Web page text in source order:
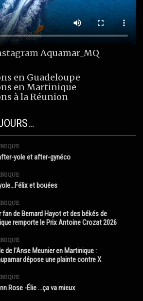
Aquamar_MQ
en Guadeloupe
en Martinique
à la Réunion
yole et after-gynéco
et bouées
fan de Bernard Hayot et des békés de
remporte le Prix Antoine Crozat 2026
de l’Anse Meunier en Martinique :
dépose une plainte contre X
Rose -Élie …ça va mieux